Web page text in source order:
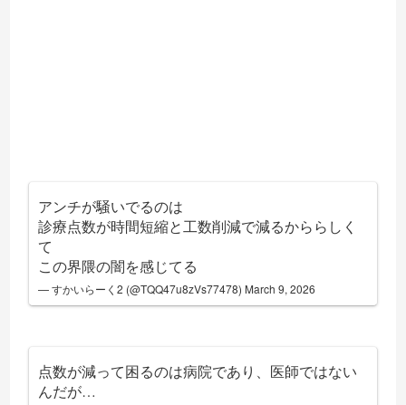
アンチが騒いでるのは
診療点数が時間短縮と工数削減で減るかららしく
て
この界隈の闇を感じてる
— すかいらーく2 (@TQQ47u8zVs77478) March 9, 2026
点数が減って困るのは病院であり、医師ではない
んだが…